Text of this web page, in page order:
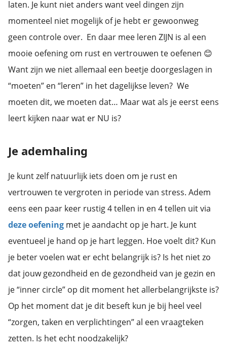
laten. Je kunt niet anders want veel dingen zijn
momenteel niet mogelijk of je hebt er gewoonweg
geen controle over. En daar mee leren ZIJN is al een
mooie oefening om rust en vertrouwen te oefenen 😊
Want zijn we niet allemaal een beetje doorgeslagen in
“moeten” en “leren” in het dagelijkse leven? We
moeten dit, we moeten dat… Maar wat als je eerst eens
leert kijken naar wat er NU is?
Je ademhaling
Je kunt zelf natuurlijk iets doen om je rust en
vertrouwen te vergroten in periode van stress. Adem
eens een paar keer rustig 4 tellen in en 4 tellen uit via
deze oefening met je aandacht op je hart. Je kunt
eventueel je hand op je hart leggen. Hoe voelt dit? Kun
je beter voelen wat er echt belangrijk is? Is het niet zo
dat jouw gezondheid en de gezondheid van je gezin en
je “inner circle” op dit moment het allerbelangrijkste is?
Op het moment dat je dit beseft kun je bij heel veel
“zorgen, taken en verplichtingen” al een vraagteken
zetten. Is het echt noodzakelijk?